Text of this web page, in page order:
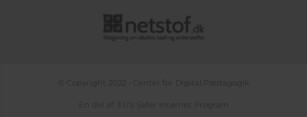
© Copyright 2022 - Center for Digital Pædagogik
En del af: EU's Safer Internet Program